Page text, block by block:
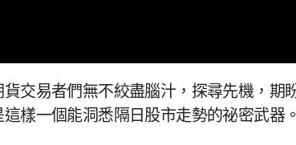
樣一個能洞悉隔日股市走勢的祕密武器。